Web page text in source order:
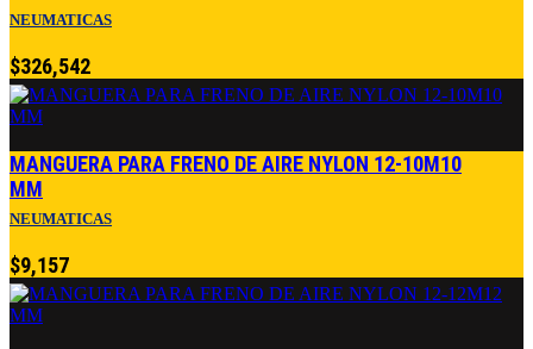
NEUMATICAS
$326,542
MANGUERA PARA FRENO DE AIRE NYLON 12-10M10
MM
NEUMATICAS
$9,157